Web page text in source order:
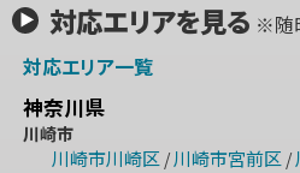
対応エリアを見る ※随
対応エリア一覧
神奈川県
川崎市
川崎市川崎区/川崎市宮前区/